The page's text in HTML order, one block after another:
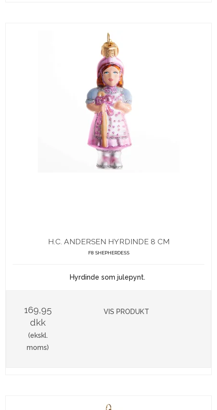
H.C. ANDERSEN HYRDINDE 8 CM
F8 SHEPHERDESS
Hyrdinde som julepynt.
169,95
dkk
(ekskl.
moms)
VIS PRODUKT